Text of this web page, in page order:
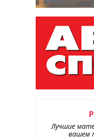
Лучшие
вашем